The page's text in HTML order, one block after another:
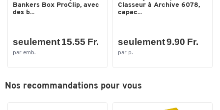
Bankers Box ProClip, avec
des b...
seulement 15.55 Fr.
par emb.
Classeur à Archive 6078,
capac...
seulement 9.90 Fr.
par p.
Nos recommandations pour vous